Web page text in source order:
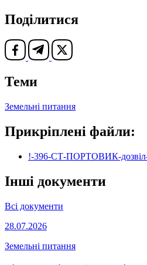
Поділитися
Теми
Земельні питання
Прикріплені файли:
!-396-СТ-ПОРТОВИК-дозвіл-
Інші документи
Всі документи
28.07.2026
Земельні питання